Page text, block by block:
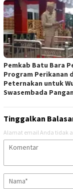
Pemkab Batu Bara
Program Perikanan
Peternakan untuk
Swasembada Pangan
Tinggalkan
Alamat email Anda tidak